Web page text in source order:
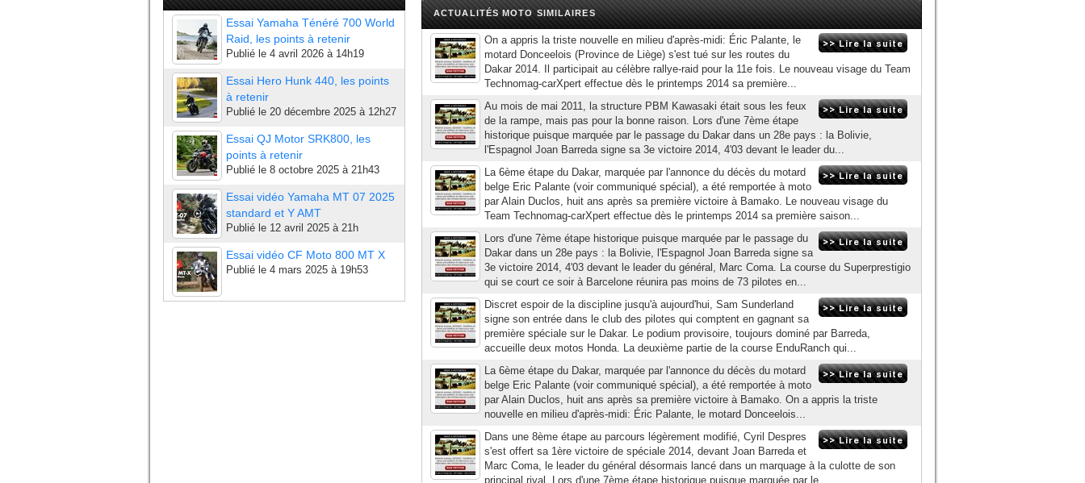
Essai Yamaha Ténéré 700 World
Raid, les points à retenir
Publié le 4 avril 2026 à 14h19
Essai Hero Hunk 440, les points
à retenir
Publié le 20 décembre 2025 à 12h27
Essai QJ Motor SRK800, les
points à retenir
Publié le 8 octobre 2025 à 21h43
Essai vidéo Yamaha MT 07 2025
standard et Y AMT
Publié le 12 avril 2025 à 21h
Essai vidéo CF Moto 800 MT X
Publié le 4 mars 2025 à 19h53
ACTUALITÉS MOTO SIMILAIRES
On a appris la triste nouvelle en milieu d'après-midi: Éric Palante, le
motard Donceelois (Province de Liège) s'est tué sur les routes du
Dakar 2014. Il participait au célèbre rallye-raid pour la 11e fois. Le nouveau visage du Team
Technomag-carXpert effectue dès le printemps 2014 sa première...
Au mois de mai 2011, la structure PBM Kawasaki était sous les feux
de la rampe, mais pas pour la bonne raison. Lors d'une 7ème étape
historique puisque marquée par le passage du Dakar dans un 28e pays : la Bolivie,
l'Espagnol Joan Barreda signe sa 3e victoire 2014, 4'03 devant le leader du...
La 6ème étape du Dakar, marquée par l'annonce du décès du motard
belge Eric Palante (voir communiqué spécial), a été remportée à moto
par Alain Duclos, huit ans après sa première victoire à Bamako. Le nouveau visage du
Team Technomag-carXpert effectue dès le printemps 2014 sa première saison...
Lors d'une 7ème étape historique puisque marquée par le passage du
Dakar dans un 28e pays : la Bolivie, l'Espagnol Joan Barreda signe sa
3e victoire 2014, 4'03 devant le leader du général, Marc Coma. La course du Superprestigio
qui se court ce soir à Barcelone réunira pas moins de 73 pilotes en...
Discret espoir de la discipline jusqu'à aujourd'hui, Sam Sunderland
signe son entrée dans le club des pilotes qui comptent en gagnant sa
première spéciale sur le Dakar. Le podium provisoire, toujours dominé par Barreda,
accueille deux motos Honda. La deuxième partie de la course EnduRanch qui...
La 6ème étape du Dakar, marquée par l'annonce du décès du motard
belge Eric Palante (voir communiqué spécial), a été remportée à moto
par Alain Duclos, huit ans après sa première victoire à Bamako. On a appris la triste
nouvelle en milieu d'après-midi: Éric Palante, le motard Donceelois...
Dans une 8ème étape au parcours légèrement modifié, Cyril Despres
s'est offert sa 1ère victoire de spéciale 2014, devant Joan Barreda et
Marc Coma, le leader du général désormais lancé dans un marquage à la culotte de son
principal rival. Lors d'une 7ème étape historique puisque marquée par le...